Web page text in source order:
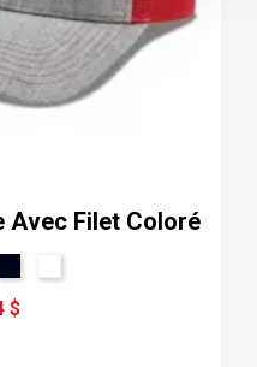
Avec Filet Coloré
$